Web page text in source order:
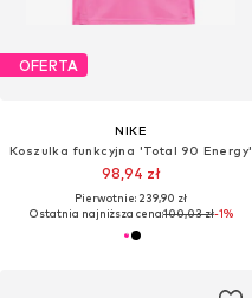
OFERTA
NIKE
Koszulka funkcyjna 'Total 90 Energy'
98,94 zł
Pierwotnie: 239,90 zł
Ostatnia najniższa cena:100,03 zł-1%